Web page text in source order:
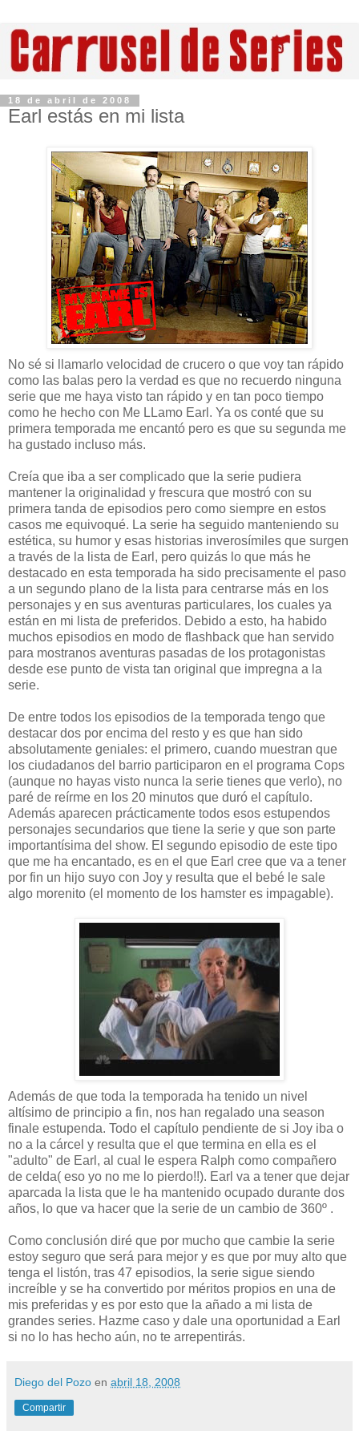
18 de abril de 2008
Earl estás en mi lista
No sé si llamarlo velocidad de crucero o que voy tan rápido
como las balas pero la verdad es que no recuerdo ninguna
serie que me haya visto tan rápido y en tan poco tiempo
como he hecho con Me LLamo Earl. Ya os conté que su
primera temporada me encantó pero es que su segunda me
ha gustado incluso más.
Creía que iba a ser complicado que la serie pudiera
mantener la originalidad y frescura que mostró con su
primera tanda de episodios pero como siempre en estos
casos me equivoqué. La serie ha seguido manteniendo su
estética, su humor y esas historias inverosímiles que surgen
a través de la lista de Earl, pero quizás lo que más he
destacado en esta temporada ha sido precisamente el paso
a un segundo plano de la lista para centrarse más en los
personajes y en sus aventuras particulares, los cuales ya
están en mi lista de preferidos. Debido a esto, ha habido
muchos episodios en modo de flashback que han servido
para mostranos aventuras pasadas de los protagonistas
desde ese punto de vista tan original que impregna a la
serie.
De entre todos los episodios de la temporada tengo que
destacar dos por encima del resto y es que han sido
absolutamente geniales: el primero, cuando muestran que
los ciudadanos del barrio participaron en el programa Cops
(aunque no hayas visto nunca la serie tienes que verlo), no
paré de reírme en los 20 minutos que duró el capítulo.
Además aparecen prácticamente todos esos estupendos
personajes secundarios que tiene la serie y que son parte
importantísima del show. El segundo episodio de este tipo
que me ha encantado, es en el que Earl cree que va a tener
por fin un hijo suyo con Joy y resulta que el bebé le sale
algo morenito (el momento de los hamster es impagable).
Además de que toda la temporada ha tenido un nivel
altísimo de principio a fin, nos han regalado una season
finale estupenda. Todo el capítulo pendiente de si Joy iba o
no a la cárcel y resulta que el que termina en ella es el
"adulto" de Earl, al cual le espera Ralph como compañero
de celda( eso yo no me lo pierdo!!). Earl va a tener que dejar
aparcada la lista que le ha mantenido ocupado durante dos
años, lo que va hacer que la serie de un cambio de 360º .
Como conclusión diré que por mucho que cambie la serie
estoy seguro que será para mejor y es que por muy alto que
tenga el listón, tras 47 episodios, la serie sigue siendo
increíble y se ha convertido por méritos propios en una de
mis preferidas y es por esto que la añado a mi lista de
grandes series. Hazme caso y dale una oportunidad a Earl
si no lo has hecho aún, no te arrepentirás.
Diego del Pozo en abril 18, 2008
Compartir